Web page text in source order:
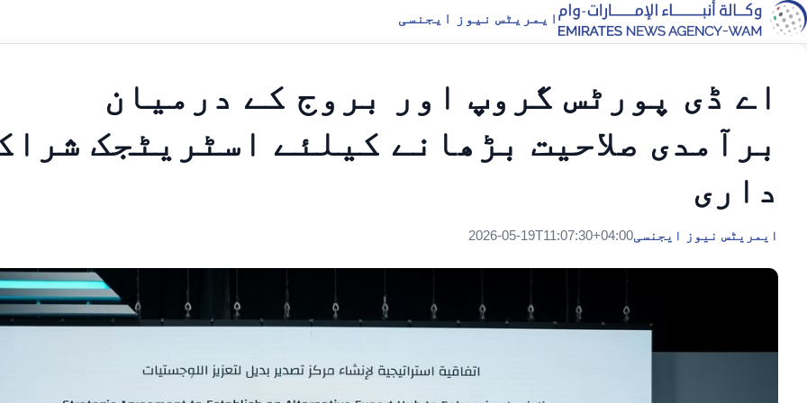
ایمریٹس نیوز ایجنسی
اے ڈی پورٹس گروپ اور بروج کے درمیان
برآمدی صلاحیت بڑھانے کیلئے اسٹریٹجک
داری
ایمریٹس نیوز ایجنسی2026-05-19T11:07:30+04:00